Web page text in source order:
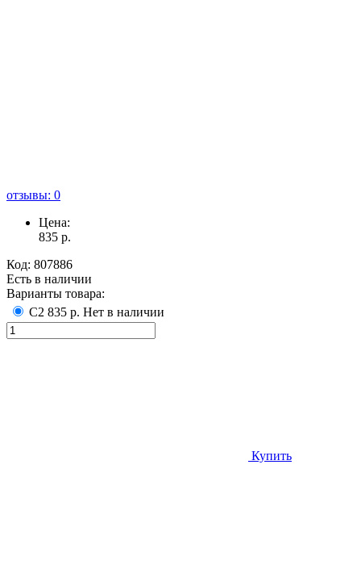
отзывы: 0
Цена:
835 р.
Код: 807886
Есть в наличии
Варианты товара:
С2 835 р. Нет в наличии
Купить